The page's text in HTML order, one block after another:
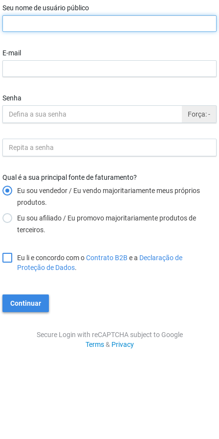
Seu nome de usuário público
E-mail
Senha
Força:-
Qual é a sua principal fonte de faturamento?
Eu sou vendedor / Eu vendo majoritariamente meus próprios
produtos.
Eu sou afiliado / Eu promovo majoritariamente produtos de
terceiros.
Eu li e concordo com oContrato B2B e a Declaração de
Proteção de Dados.
Continuar
Secure Login with reCAPTCHA subject to Google
Terms& Privacy